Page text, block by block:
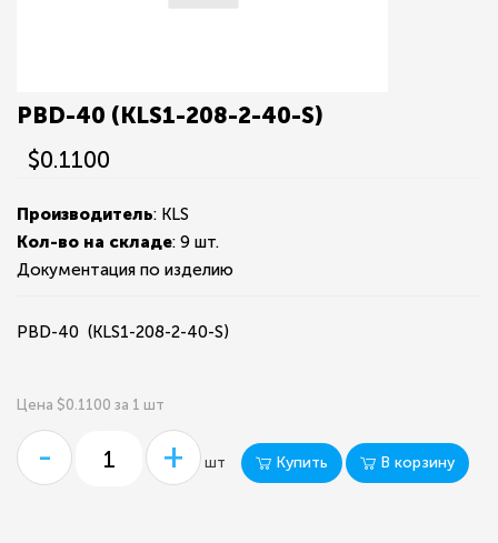
PBD-40 (KLS1-208-2-40-S)
$0.1100
Производитель: KLS
Кол-во на складе: 9 шт.
Документация по изделию
PBD-40 (KLS1-208-2-40-S)
Цена $0.1100 за 1 шт
- + шт Купить В корзину